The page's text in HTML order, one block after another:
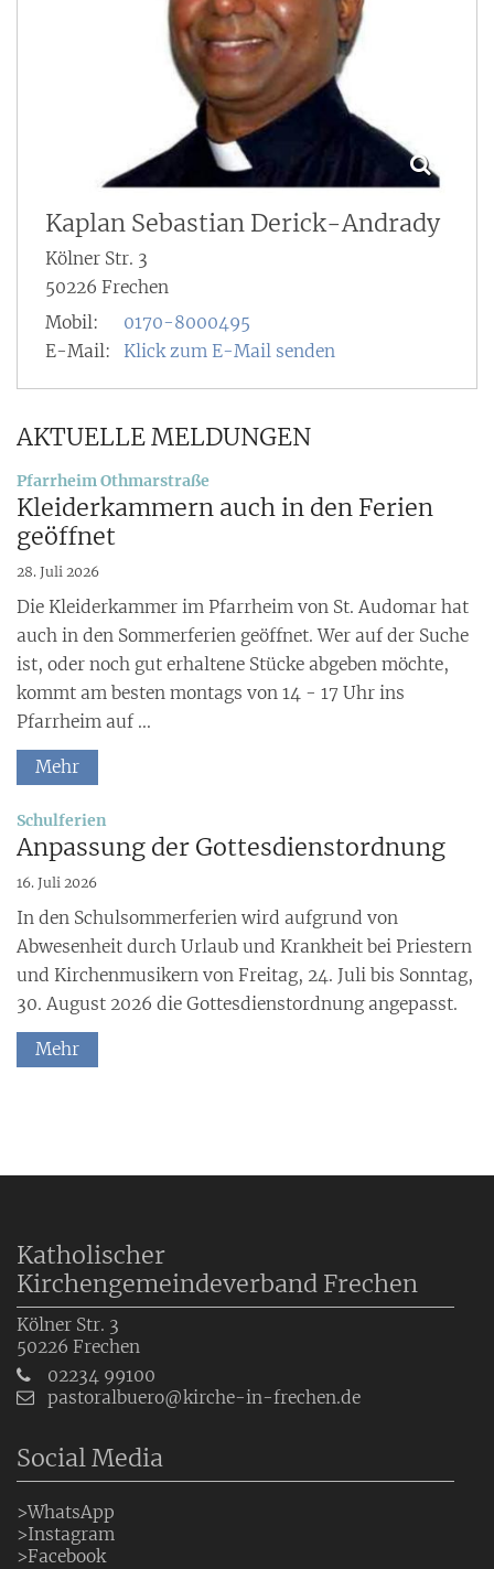
Kaplan Sebastian Derick-Andrady
Kölner Str. 3
50226 Frechen
Mobil:
0170-8000495
E-Mail:
Klick zum E-Mail senden
AKTUELLE MELDUNGEN
Pfarrheim Othmarstraße
Kleiderkammern auch in den Ferien
geöffnet
28. Juli 2026
Die Kleiderkammer im Pfarrheim von St. Audomar hat
auch in den Sommerferien geöffnet. Wer auf der Suche
ist, oder noch gut erhaltene Stücke abgeben möchte,
kommt am besten montags von 14 - 17 Uhr ins
Pfarrheim auf ...
Mehr
Schulferien
Anpassung der Gottesdienstordnung
16. Juli 2026
In den Schulsommerferien wird aufgrund von
Abwesenheit durch Urlaub und Krankheit bei Priestern
und Kirchenmusikern von Freitag, 24. Juli bis Sonntag,
30. August 2026 die Gottesdienstordnung angepasst.
Mehr
Katholischer
Kirchengemeindeverband Frechen
Kölner Str. 3
50226 Frechen
02234 99100
pastoralbuero@kirche-in-frechen.de
Social Media
>WhatsApp
>Instagram
>Facebook